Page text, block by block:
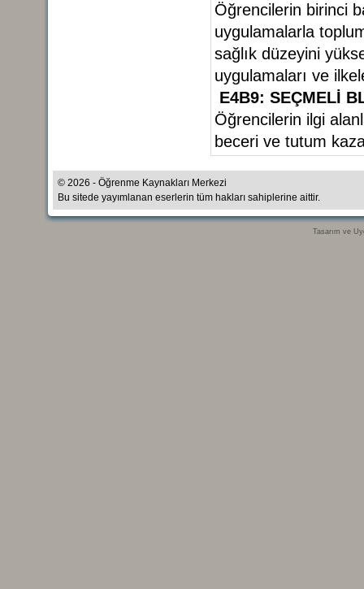
Öğrencilerin birinci
uygulamalarla
sağlık düzeyini
uygulamaları ve
E4B9: SEÇMELİ
Öğrencilerin ilgi
beceri ve tutum
© 2026 - Öğrenme Kaynakları Merkezi
Bu sitede yayımlanan eserlerin tüm hakları sahiplerine aittir.
Tasarım ve